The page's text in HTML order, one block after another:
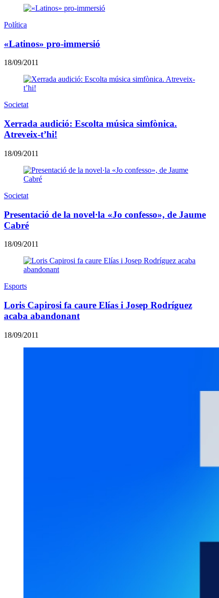
Política
«Latinos» pro-immersió
18/09/2011
Societat
Xerrada audició: Escolta música simfònica.
Atreveix-t’hi!
18/09/2011
Societat
Presentació de la novel·la «Jo confesso», de Jaume
Cabré
18/09/2011
Esports
Loris Capirosi fa caure Elías i Josep Rodríguez
acaba abandonant
18/09/2011